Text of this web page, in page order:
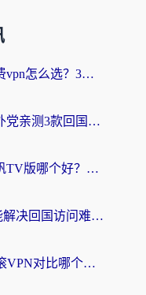
海外党必看：加速器免费vpn怎么选？3步教你无缝访问国内资源
穿梭和巨鲸哪个好？海外党亲测3款回国加速器，教你避开90%的坑
海外党必看：斧牛和快帆TV版哪个好？3分钟选对回国加速器，无缝刷B站、追热剧
海外党必看：yy vpn真能解决回国访问难题？附云极initap测评+免费方案对比
穿梭VPN好用吗？和快滚VPN对比哪个回国效果更好？海外党选回国加速器必看指南